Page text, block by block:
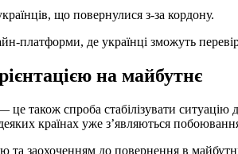
що повернулися з-за кордону.
платформи, де українці зможуть
на майбутнє
також спроба стабілізувати ситуацію
країнах уже з’являються
заохоченням до повернення в